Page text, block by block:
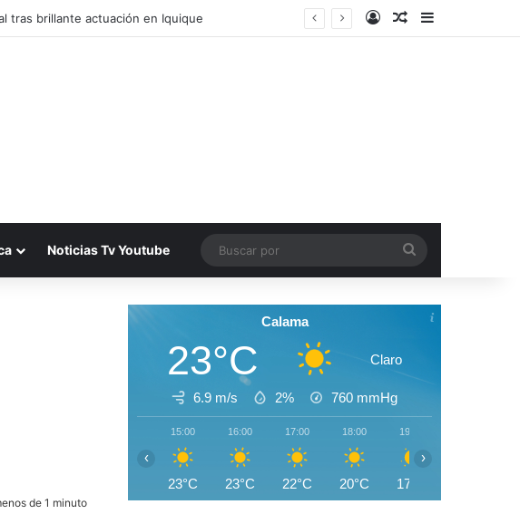
tras brillante actuación en Iquique AccesoPublicacion al
Barra lateral
Noticias Tv Youtube
por
de 1 minuto
Calama
23°C Claro
6.9 m/s 2% 760 mmHg
15:00
23°C
16:00
23°C
17:00
22°C
18:00
20°C
19:00
17°C
‹ ›